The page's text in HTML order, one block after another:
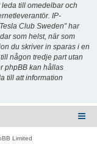
till omedelbar och
IP-
Club Sweden” har
som helst, när som
du skriver in sparas i en
någon tredje part utan
phpBB kan hållas
till att information
Limited